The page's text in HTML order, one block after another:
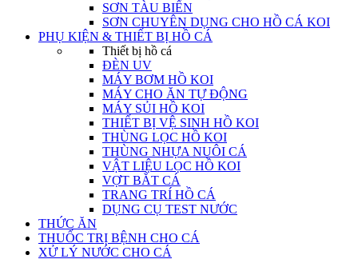
SƠN TÀU BIỂN
SƠN CHUYÊN DỤNG CHO HỒ CÁ KOI
PHỤ KIỆN & THIẾT BỊ HỒ CÁ
Thiết bị hồ cá
ĐÈN UV
MÁY BƠM HỒ KOI
MÁY CHO ĂN TỰ ĐỘNG
MÁY SỦI HỒ KOI
THIẾT BỊ VỆ SINH HỒ KOI
THÙNG LỌC HỒ KOI
THÙNG NHỰA NUÔI CÁ
VẬT LIỆU LỌC HỒ KOI
VỢT BẮT CÁ
TRANG TRÍ HỒ CÁ
DỤNG CỤ TEST NƯỚC
THỨC ĂN
THUỐC TRỊ BỆNH CHO CÁ
XỬ LÝ NƯỚC CHO CÁ